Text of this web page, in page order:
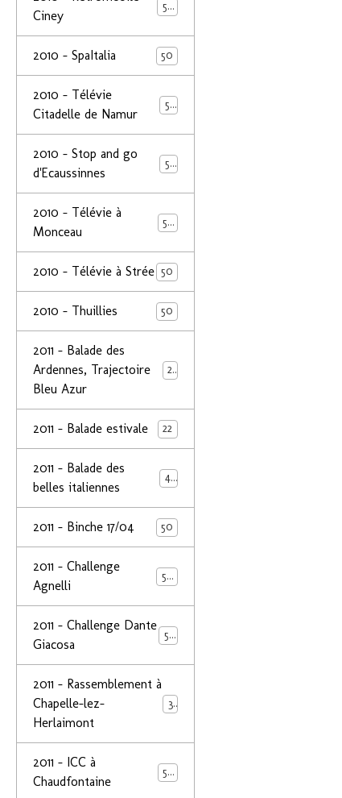
Ciney
50
2010 - SpaItalia 50
2010 - Télévie
Citadelle de Namur
50
2010 - Stop and go
d'Ecaussinnes
50
2010 - Télévie à
Monceau
50
2010 - Télévie à Strée 50
2010 - Thuillies 50
2011 - Balade des
Ardennes, Trajectoire
Bleu Azur
24
2011 - Balade estivale 22
2011 - Balade des
belles italiennes
49
2011 - Binche 17/04 50
2011 - Challenge
Agnelli
50
2011 - Challenge Dante
Giacosa
50
2011 - Rassemblement à
Chapelle-lez-
Herlaimont
32
2011 - ICC à
Chaudfontaine
50